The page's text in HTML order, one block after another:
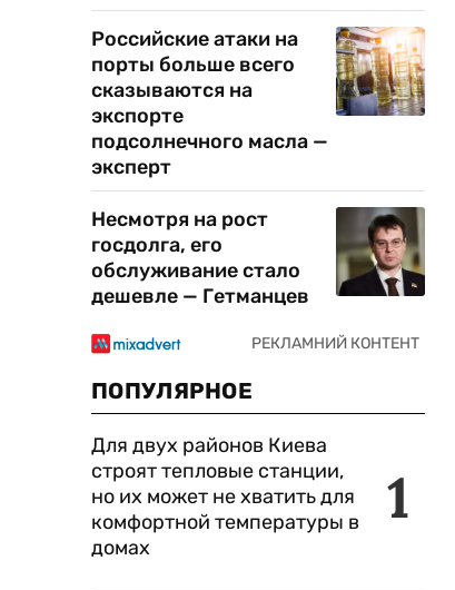
Российские атаки на
порты больше всего
сказываются на
экспорте
подсолнечного масла —
эксперт
Несмотря на рост
госдолга, его
обслуживание стало
дешевле — Гетманцев
ПОПУЛЯРНОЕ
1
Для двух районов Киева
строят тепловые станции,
но их может не хватить для
комфортной температуры в
домах